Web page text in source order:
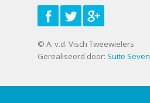
© A. v.d. Visch Tweewielers
Gerealiseerd door: Suite Seven